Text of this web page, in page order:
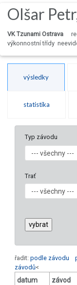
Olšar
VK Tzunami Ostrava
výkonnostní třídy
výsledky
statistika
Typ závodu
Trať
řadit: podle závodu
závodů<
datum závod